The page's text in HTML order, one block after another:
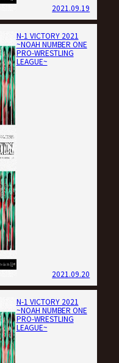
2021.09.19
N-1 VICTORY 2021
~NOAH NUMBER ONE
PRO-WRESTLING
LEAGUE~
2021.09.20
N-1 VICTORY 2021
~NOAH NUMBER ONE
PRO-WRESTLING
LEAGUE~